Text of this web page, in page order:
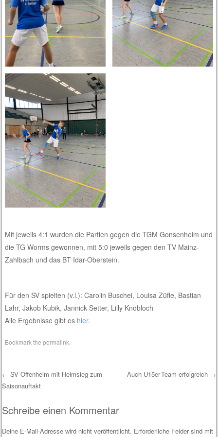
Mit jeweils 4:1 wurden die Partien gegen die TGM Gonsenheim und
die TG Worms gewonnen, mit 5:0 jeweils gegen den TV Mainz-
Zahlbach und das BT Idar-Oberstein.
Für den SV spielten (v.l.): Carolin Buschei, Louisa Züfle, Bastian
Lahr, Jakob Kubik, Jannick Setter, Lilly Knobloch
Alle Ergebnisse gibt es hier.
Bookmark thepermalink
Post navigation
← SV Offenheim mit Heimsieg zum
Saisonauftakt
Auch U15er-Team erfolgreich →
Schreibe einen Kommentar
Deine E-Mail-Adresse wird nicht veröffentlicht. Erforderliche Felder sind mit